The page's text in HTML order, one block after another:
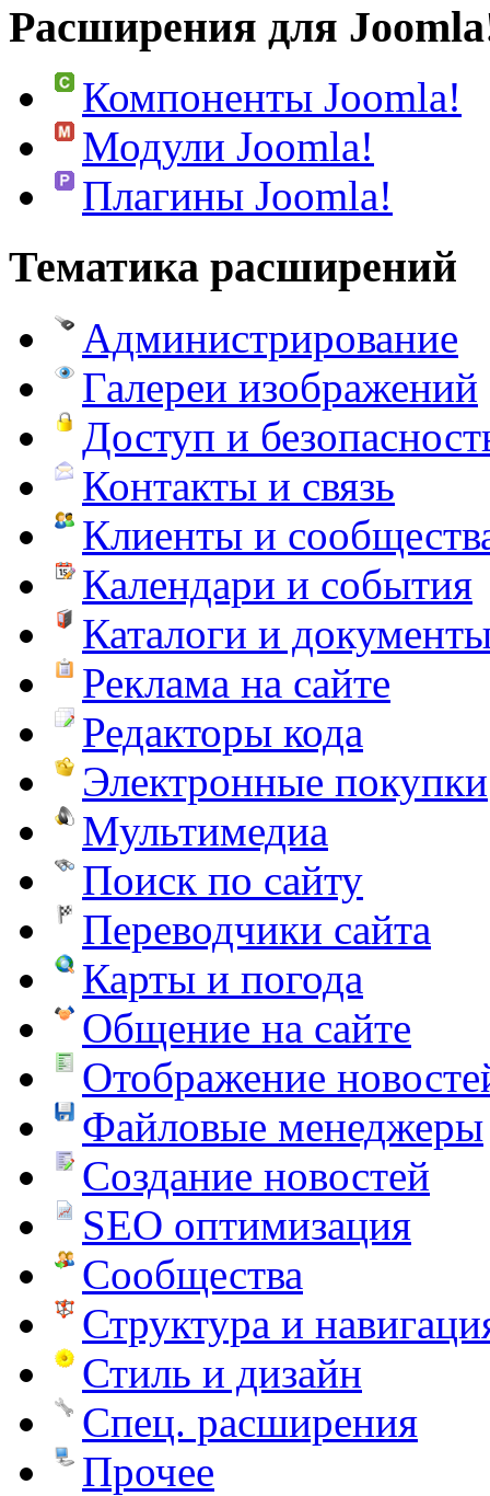
Расширения для
Компоненты Joomla!
Модули Joomla!
Плагины Joomla!
Тематика расширений
Администрирование
Галереи изображений
Доступ и
Контакты и связь
Клиенты и
Календари и события
Каталоги и
Реклама на сайте
Редакторы кода
Электронные покупки
Мультимедиа
Поиск по сайту
Переводчики сайта
Карты и погода
Общение на сайте
Отображение
Файловые менеджеры
Создание новостей
SEO оптимизация
Сообщества
Структура и
Стиль и дизайн
Спец. расширения
Прочее